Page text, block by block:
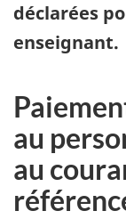
déclarées
enseignant.
au
au